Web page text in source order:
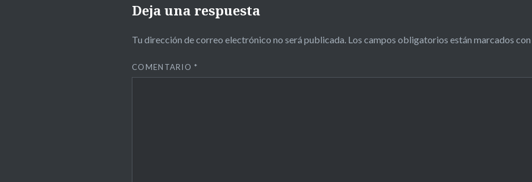
Deja una respuesta
Tu dirección de correo electrónico no será publicada. Los campos obligatorios están marcados con
COMENTARIO*